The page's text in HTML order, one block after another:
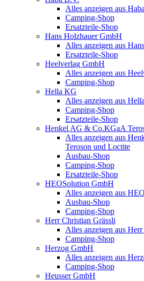
Alles anzeigen aus
Camping-Shop
Ersatzteile-Shop
Hans Holzhauer GmbH
Alles anzeigen aus
Ersatzteile-Shop
Heelverlag GmbH
Alles anzeigen aus
Camping-Shop
Hella KG
Alles anzeigen aus
Camping-Shop
Ersatzteile-Shop
Henkel AG & Co.KGaA
Alles anzeigen aus
Teroson und Loctite
Ausbau-Shop
Camping-Shop
Ersatzteile-Shop
HEOSolution GmbH
Alles anzeigen aus
Ausbau-Shop
Camping-Shop
Herr Christian Grässli
Alles anzeigen aus
Camping-Shop
Herzog GmbH
Alles anzeigen aus
Camping-Shop
Heusser GmbH